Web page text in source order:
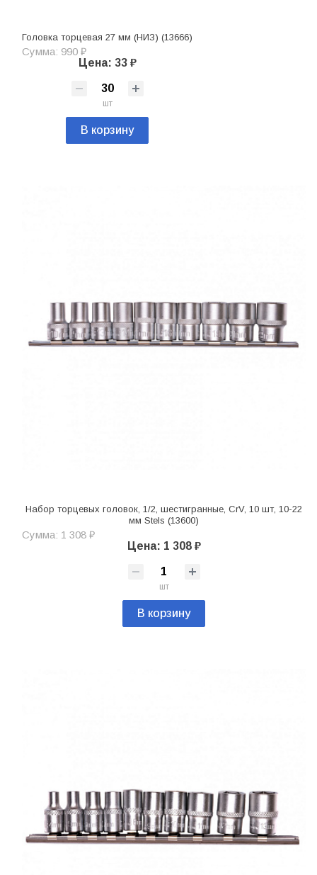
Головка торцевая 27 мм (НИЗ) (13666)
Сумма: 990 ₽
Цена: 33 ₽
шт
В корзину
Набор торцевых головок, 1/2, шестигранные, CrV, 10 шт, 10-22
мм Stels (13600)
Сумма: 1 308 ₽
Цена: 1 308 ₽
шт
В корзину